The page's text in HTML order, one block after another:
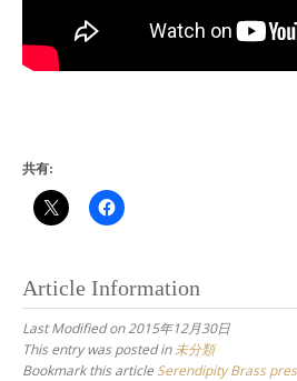
共有:
Article Information
Last Modified on 2015年12月30日
This entry was posted in 未分類
Bookmark this article Serendipity Brass